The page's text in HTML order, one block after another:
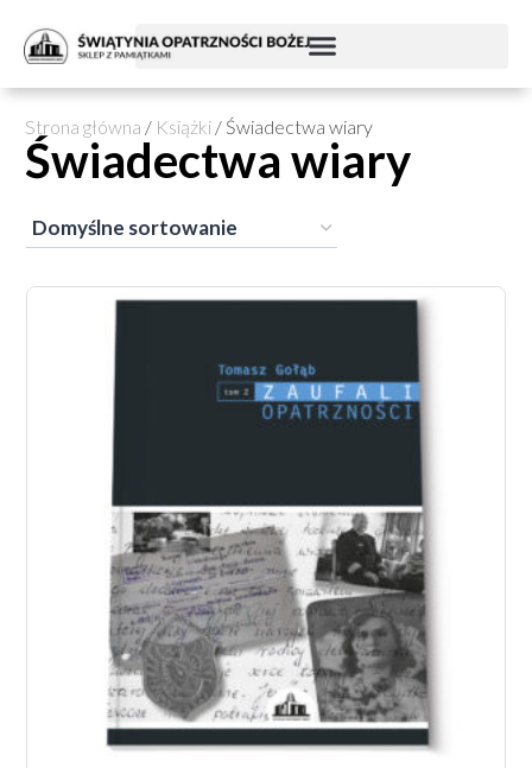
Strona główna / Książki / Świadectwa wiary
Świadectwa wiary